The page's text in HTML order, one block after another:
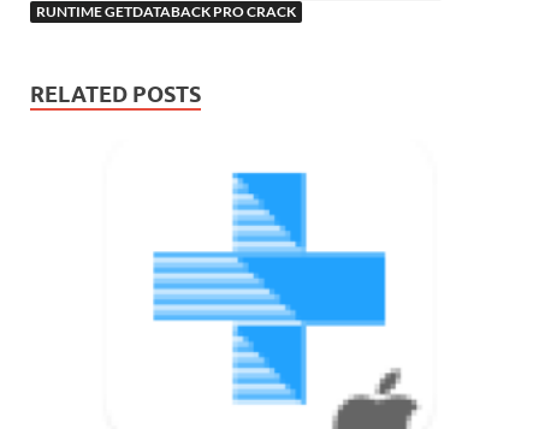
RUNTIME GETDATABACK PRO CRACK
RELATED POSTS